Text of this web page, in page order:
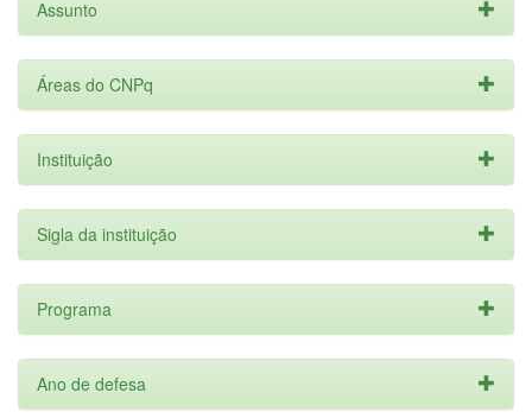
Assunto
Áreas do CNPq
Instituição
Sigla da instituição
Programa
Ano de defesa